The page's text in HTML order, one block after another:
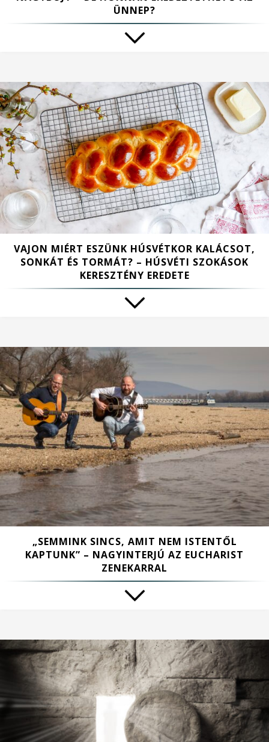
ÜNNEP?
VAJON MIÉRT ESZÜNK HÚSVÉTKOR KALÁCSOT,
SONKÁT ÉS TORMÁT? – HÚSVÉTI SZOKÁSOK
KERESZTÉNY EREDETE
„SEMMINK SINCS, AMIT NEM ISTENTŐL
KAPTUNK” – NAGYINTERJÚ AZ EUCHARIST
ZENEKARRAL